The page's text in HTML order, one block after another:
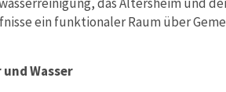
ein funktionaler Raum über
Wasser